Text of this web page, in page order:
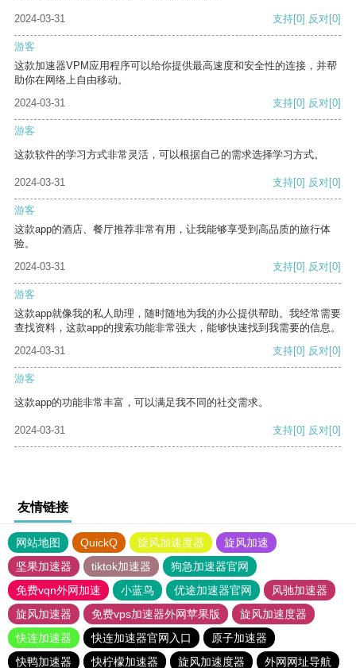
2024-03-31 支持[0] 反对[0]
游客
这款加速器VPM应用程序可以给你提供最高速度和安全性的连接，并帮
助你在网络上自由移动。
2024-03-31
支持[0] 反对[0]
游客
这款软件的学习方式非常灵活，可以根据自己的需求选择学习方式。
2024-03-31 支持[0] 反对[0]
游客
这款app的酒店、餐厅推荐非常有用，让我能够享受到高品质的旅行体
验。
2024-03-31
支持[0] 反对[0]
游客
这款app就像我的私人助理，随时随地为我的办公提供帮助。我经常需要
查找资料，这款app的搜索功能非常强大，能够快速找到我需要的信息。
2024-03-31
支持[0] 反对[0]
游客
这款app的功能非常丰富，可以满足我不同的社交需求。
2024-03-31 支持[0] 反对[0]
友情链接
网站地图 QuickQ 旋风加速度器
旋风加速
坚果加速器
tiktok加速器
狗急加速器官网
免费vqn外网加速
小蓝鸟 优途加速器官网
风驰加速器
旋风加速器
免费vps加速器外网苹果版
旋风加速度器
快连加速器
快连加速器官网入口
原子加速器
快鸭加速器
快柠檬加速器 旋风加速度器 外网网址导航